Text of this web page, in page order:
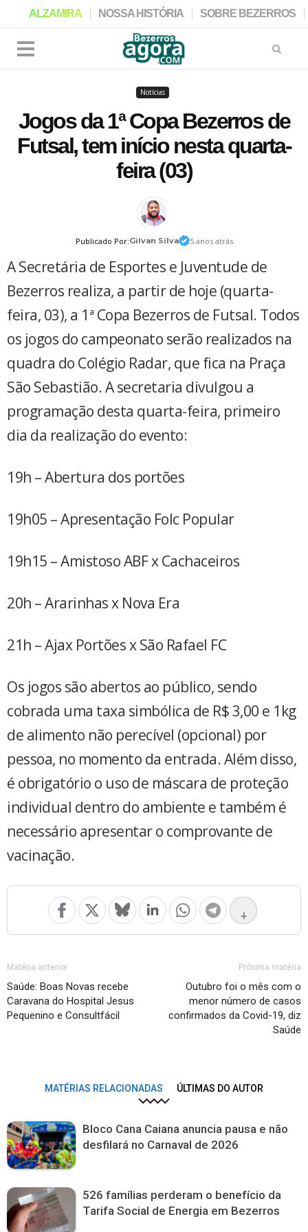
Notícias
Jogos da 1ª Copa Bezerros de
Futsal, tem início nesta quarta-
feira (03)
Publicado Por:Gilvan Silva 5 anos atrás
A Secretária de Esportes e Juventude de
Bezerros realiza, a partir de hoje (quarta-
feira, 03), a 1ª Copa Bezerros de Futsal. Todos
os jogos do campeonato serão realizados na
quadra do Colégio Radar, que fica na Praça
São Sebastião. A secretaria divulgou a
programação desta quarta-feira, primeiro
dia da realização do evento:
19h – Abertura dos portões
19h05 – Apresentação Folc Popular
19h15 – Amistoso ABF x Cachaceiros
20h – Ararinhas x Nova Era
21h – Ajax Portões x São Rafael FC
Os jogos são abertos ao público, sendo
cobrada uma taxa simbólica de R$ 3,00 e 1kg
de alimento não perecível (opcional) por
pessoa, no momento da entrada. Além disso,
é obrigatório o uso de máscara de proteção
individual dentro do ambiente e também é
necessário apresentar o comprovante de
vacinação.
+
Matéria anterior
Saúde: Boas Novas recebe
Caravana do Hospital Jesus
Pequenino e Consultfácil
Próxima matéria
Outubro foi o mês com o
menor número de casos
confirmados da Covid-19, diz
Saúde
MATÉRIAS RELACIONADAS ÚLTIMAS DO AUTOR
Bloco Cana Caiana anuncia pausa e não
desfilará no Carnaval de 2026
526 famílias perderam o benefício da
Tarifa Social de Energia em Bezerros
ALZAMIRA NOSSA HISTÓRIA SOBRE BEZERROS